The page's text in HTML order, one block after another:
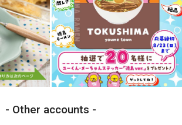
Other accounts